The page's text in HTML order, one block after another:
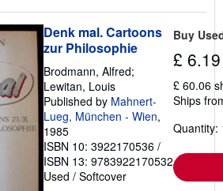
Denk mal. Cartoons
zur Philosophie
Brodmann, Alfred;
Lewitan, Louis
Published by Mahnert-
Lueg, München - Wien,
1985
ISBN 10: 3922170536 /
ISBN 13: 9783922170532
Used / Softcover
Buy
£ 6.19
£ 60.06
Ships
Quantity: